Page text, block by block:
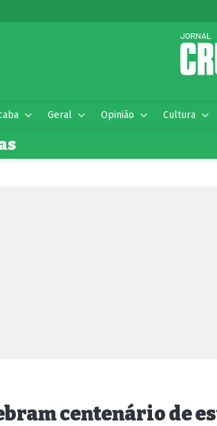
Geral Opinião Cultura
centenário de